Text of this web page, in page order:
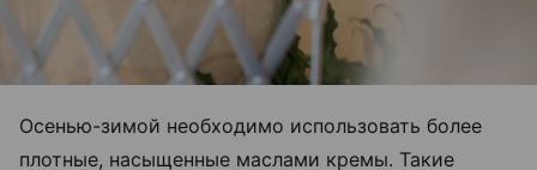
Осенью-зимой необходимо использовать более
плотные, насыщенные маслами кремы. Такие